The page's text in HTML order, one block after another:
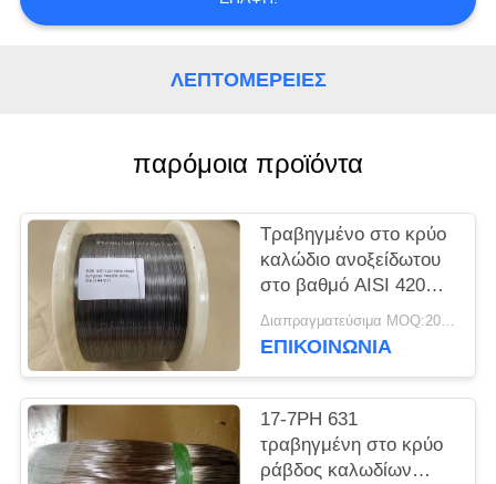
ΖΗΤΉΣΤΕ
ΑΠΌΣΠΑΣΜΑ
SITEMAP
PRIVACY
POLICY
ΛΕΠΤΟΜΈΡΕΙΕΣ
παρόμοια προϊόντα
Τραβηγμένο στο κρύο
καλώδιο ανοξείδωτου
στο βαθμό AISI 420
σπειρών για τις
βελόνες
Διαπραγματεύσιμα MOQ:200 ΚΛ
ΕΠΙΚΟΙΝΩΝΊΑ
17-7PH 631
τραβηγμένη στο κρύο
ράβδος καλωδίων